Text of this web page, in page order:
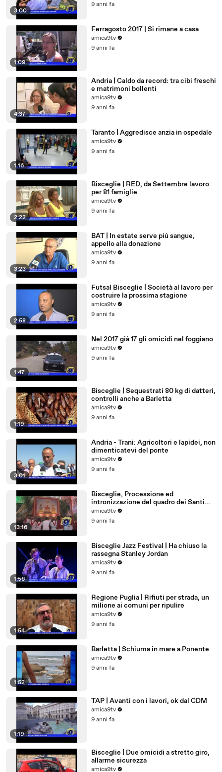
3:00
9 anni fa
1:09
Ferragosto 2017 | Si rimane a casa
amica9tv
9 anni fa
4:37
Andria | Caldo da record: tra cibi freschi
e matrimoni bollenti
amica9tv
9 anni fa
1:16
Taranto | Aggredisce anzia in ospedale
amica9tv
9 anni fa
2:22
Bisceglie | RED, da Settembre lavoro
per 81 famiglie
amica9tv
9 anni fa
3:23
BAT | In estate serve più sangue,
appello alla donazione
amica9tv
9 anni fa
2:58
Futsal Bisceglie | Società al lavoro per
costruire la prossima stagione
amica9tv
9 anni fa
1:47
Nel 2017 già 17 gli omicidi nel foggiano
amica9tv
9 anni fa
1:19
Bisceglie | Sequestrati 80 kg di datteri,
controlli anche a Barletta
amica9tv
9 anni fa
3:01
Andria - Trani: Agricoltori e lapidei, non
dimenticatevi del ponte
amica9tv
9 anni fa
13:16
Bisceglie, Processione ed
intronizzazione del quadro dei Santi
Martiri
amica9tv
9 anni fa
1:56
Bisceglie Jazz Festival | Ha chiuso la
rassegna Stanley Jordan
amica9tv
9 anni fa
1:54
Regione Puglia | Rifiuti per strada, un
milione ai comuni per ripulire
amica9tv
9 anni fa
1:52
Barletta | Schiuma in mare a Ponente
amica9tv
9 anni fa
1:19
TAP | Avanti con i lavori, ok dal CDM
amica9tv
9 anni fa
Bisceglie | Due omicidi a stretto giro,
allarme sicurezza
amica9tv